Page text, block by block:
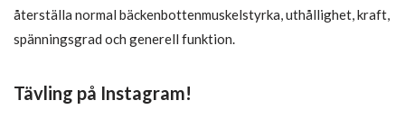
återställa normal bäckenbottenmuskelstyrka, uthållighet, kraft,
spänningsgrad och generell funktion.
Tävling på Instagram!